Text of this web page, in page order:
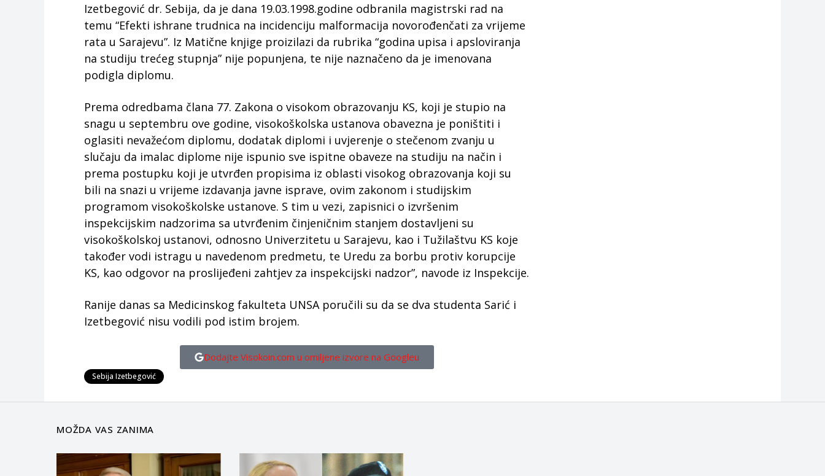
Izetbegović dr. Sebija, da je dana 19.03.1998.godine odbranila magistrski rad na
temu “Efekti ishrane trudnica na incidenciju malformacija novorođenčati za vrijeme
rata u Sarajevu”. Iz Matične knjige proizilazi da rubrika “godina upisa i apsloviranja
na studiju trećeg stupnja” nije popunjena, te nije naznačeno da je imenovana
podigla diplomu.
Prema odredbama člana 77. Zakona o visokom obrazovanju KS, koji je stupio na
snagu u septembru ove godine, visokoškolska ustanova obavezna je poništiti i
oglasiti nevažećom diplomu, dodatak diplomi i uvjerenje o stečenom zvanju u
slučaju da imalac diplome nije ispunio sve ispitne obaveze na studiju na način i
prema postupku koji je utvrđen propisima iz oblasti visokog obrazovanja koji su
bili na snazi u vrijeme izdavanja javne isprave, ovim zakonom i studijskim
programom visokoškolske ustanove. S tim u vezi, zapisnici o izvršenim
inspekcijskim nadzorima sa utvrđenim činjeničnim stanjem dostavljeni su
visokoškolskoj ustanovi, odnosno Univerzitetu u Sarajevu, kao i Tužilaštvu KS koje
također vodi istragu u navedenom predmetu, te Uredu za borbu protiv korupcije
KS, kao odgovor na proslijeđeni zahtjev za inspekcijski nadzor”, navode iz Inspekcije.
Ranije danas sa Medicinskog fakulteta UNSA poručili su da se dva studenta Sarić i
Izetbegović nisu vodili pod istim brojem.
Dodajte Visokoin.com u omiljene izvore na Googleu
Sebija Izetbegović
MOŽDA VAS ZANIMA